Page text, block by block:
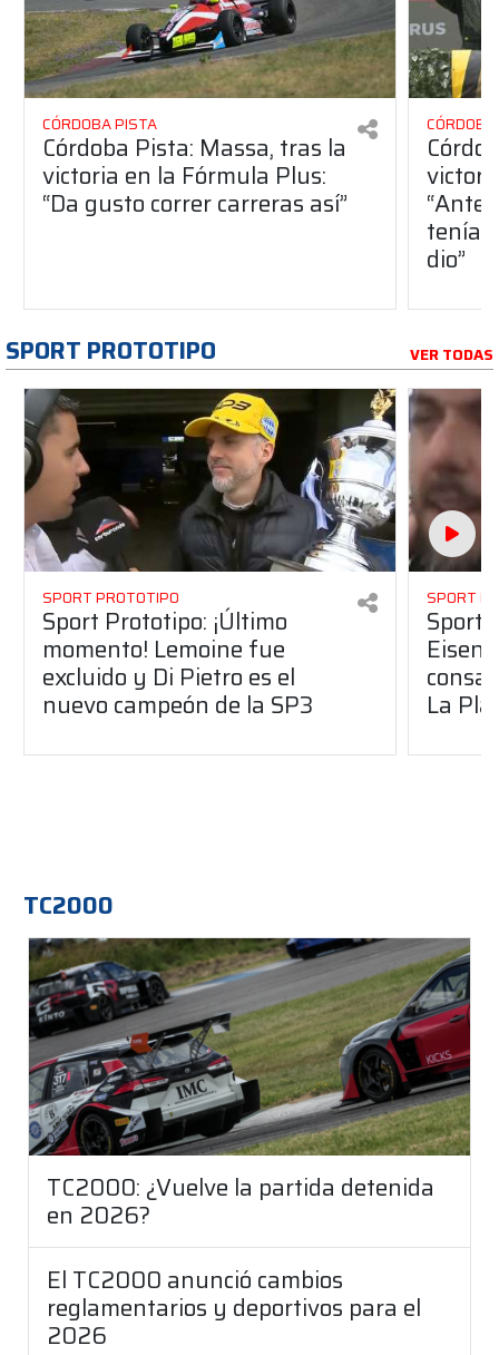
CÓRDOBA PISTA
Córdoba Pista: Massa, tras la
victoria en la Fórmula Plus:
“Da gusto correr carreras así”
dio”
SPORT PROTOTIPO VER TODAS
SPORT PROTOTIPO
Sport Prototipo: ¡Último
momento! Lemoine fue
excluido y Di Pietro es el
nuevo campeón de la SP3
SPORT
Sport
La
TC2000
TC2000: ¿Vuelve la partida detenida
en 2026?
El TC2000 anunció cambios
reglamentarios y deportivos para el
2026